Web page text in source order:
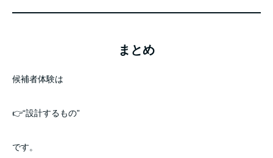
まとめ
候補者体験は
👉“設計するもの”
です。